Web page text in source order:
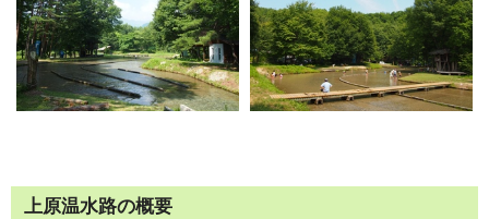
上原温水路の概要